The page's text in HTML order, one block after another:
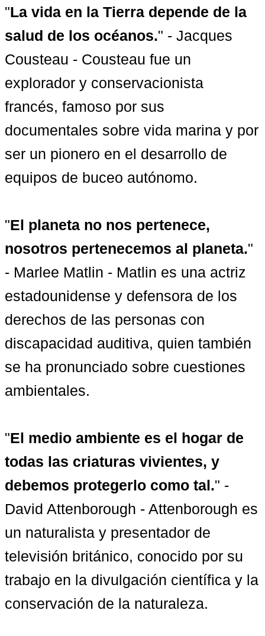
"La vida en la Tierra depende de la
salud de los océanos." - Jacques
Cousteau - Cousteau fue un
explorador y conservacionista
francés, famoso por sus
documentales sobre vida marina y por
ser un pionero en el desarrollo de
equipos de buceo autónomo.
"El planeta no nos pertenece,
nosotros pertenecemos al planeta."
- Marlee Matlin - Matlin es una actriz
estadounidense y defensora de los
derechos de las personas con
discapacidad auditiva, quien también
se ha pronunciado sobre cuestiones
ambientales.
"El medio ambiente es el hogar de
todas las criaturas vivientes, y
debemos protegerlo como tal." -
David Attenborough - Attenborough es
un naturalista y presentador de
televisión británico, conocido por su
trabajo en la divulgación científica y la
conservación de la naturaleza.